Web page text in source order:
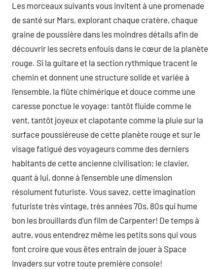
Les morceaux suivants vous invitent à une promenade
de santé sur Mars, explorant chaque cratère, chaque
graine de poussière dans les moindres détails afin de
découvrir les secrets enfouis dans le cœur de la planète
rouge. Si la guitare et la section rythmique tracent le
chemin et donnent une structure solide et variée à
l’ensemble, la flûte chimérique et douce comme une
caresse ponctue le voyage: tantôt fluide comme le
vent, tantôt joyeux et clapotante comme la pluie sur la
surface poussiéreuse de cette planète rouge et sur le
visage fatigué des voyageurs comme des derniers
habitants de cette ancienne civilisation; le clavier,
quant à lui, donne à l’ensemble une dimension
résolument futuriste. Vous savez, cette imagination
futuriste très vintage, très années 70s, 80s qui hume
bon les brouillards d’un film de Carpenter! De temps à
autre, vous entendrez même les petits sons qui vous
font croire que vous êtes entrain de jouer à Space
Invaders sur votre toute première console!